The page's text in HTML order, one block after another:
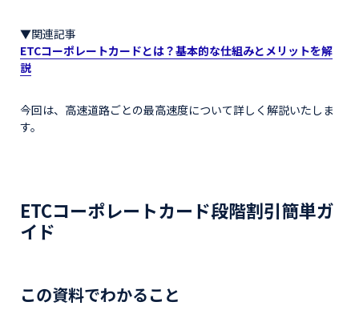
▼関連記事
ETCコーポレートカードとは？基本的な仕組みとメリットを解
説
今回は、高速道路ごとの最高速度について詳しく解説いたしま
す。
ETCコーポレートカード段階割引簡単ガ
イド
この資料でわかること